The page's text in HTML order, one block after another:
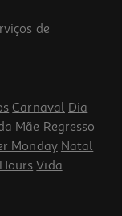
de
Carnaval Dia
Mãe Regresso
Monday Natal
Vida